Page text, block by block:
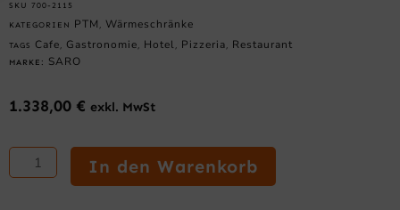
SKU 700-2115
KATEGORIEN PTM , Wärmeschränke
TAGS Cafe , Gastronomie , Hotel , Pizzeria , Restaurant
MARKE: SARO
1.338,00 € exkl. MwSt
SARO
Wärmeschrank
-
In den Warenkorb